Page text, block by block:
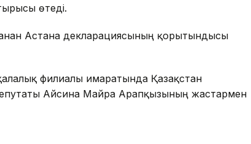
өтеді.
Астана декларациясының қорытындысы
филиалы ғимаратында Қазақстан
Айсина Майра Арапқызының жастармен